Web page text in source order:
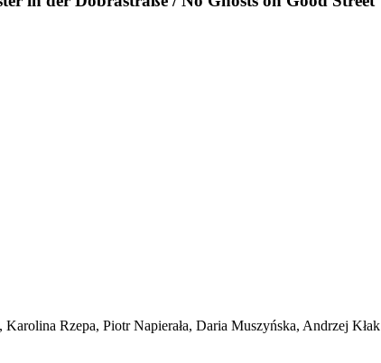
Rzepa, Piotr Napierała, Daria Muszyńska, Andrzej Kłak